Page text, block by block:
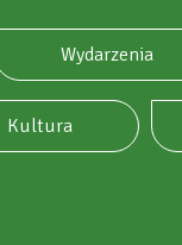
Wydarzenia
Kultura